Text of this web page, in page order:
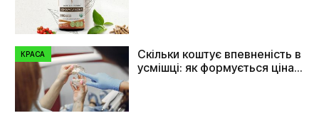
КРАСА
Скільки коштує впевненість в
усмішці: як формується ціна